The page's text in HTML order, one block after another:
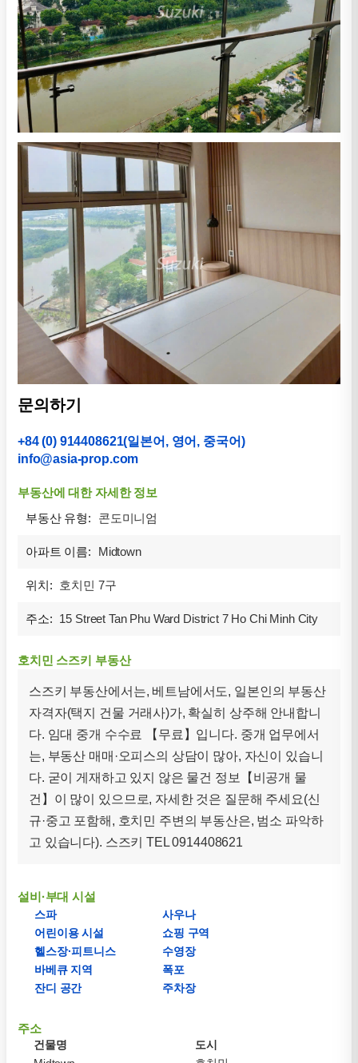
문의하기
+84 (0) 914408621(일본어, 영어, 중국어)
info@asia-prop.com
부동산에 대한 자세한 정보
부동산 유형:
콘도미니엄
아파트 이름: Midtown
위치: 호치민 7구
주소: 15 Street Tan Phu Ward District 7 Ho Chi Minh City
호치민 스즈키 부동산
스즈키 부동산에서는, 베트남에서도, 일본인의 부동산
자격자(택지 건물 거래사)가, 확실히 상주해 안내합니
다. 임대 중개 수수료 【무료】입니다. 중개 업무에서
는, 부동산 매매·오피스의 상담이 많아, 자신이 있습니
다. 굳이 게재하고 있지 않은 물건 정보【비공개 물
건】이 많이 있으므로, 자세한 것은 질문해 주세요(신
규·중고 포함해, 호치민 주변의 부동산은, 범소 파악하
고 있습니다). 스즈키 TEL 0914408621
설비·부대 시설
스파
사우나
어린이용 시설
쇼핑 구역
헬스장·피트니스
수영장
바베큐 지역
폭포
잔디 공간
주차장
주소
건물명
도시